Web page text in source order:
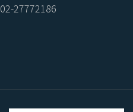
02-27772186